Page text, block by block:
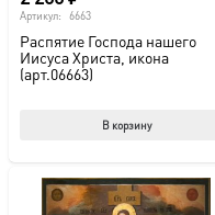
Артикул: 6663
Распятие Господа нашего
Иисуса Христа, икона
(арт.06663)
В корзину